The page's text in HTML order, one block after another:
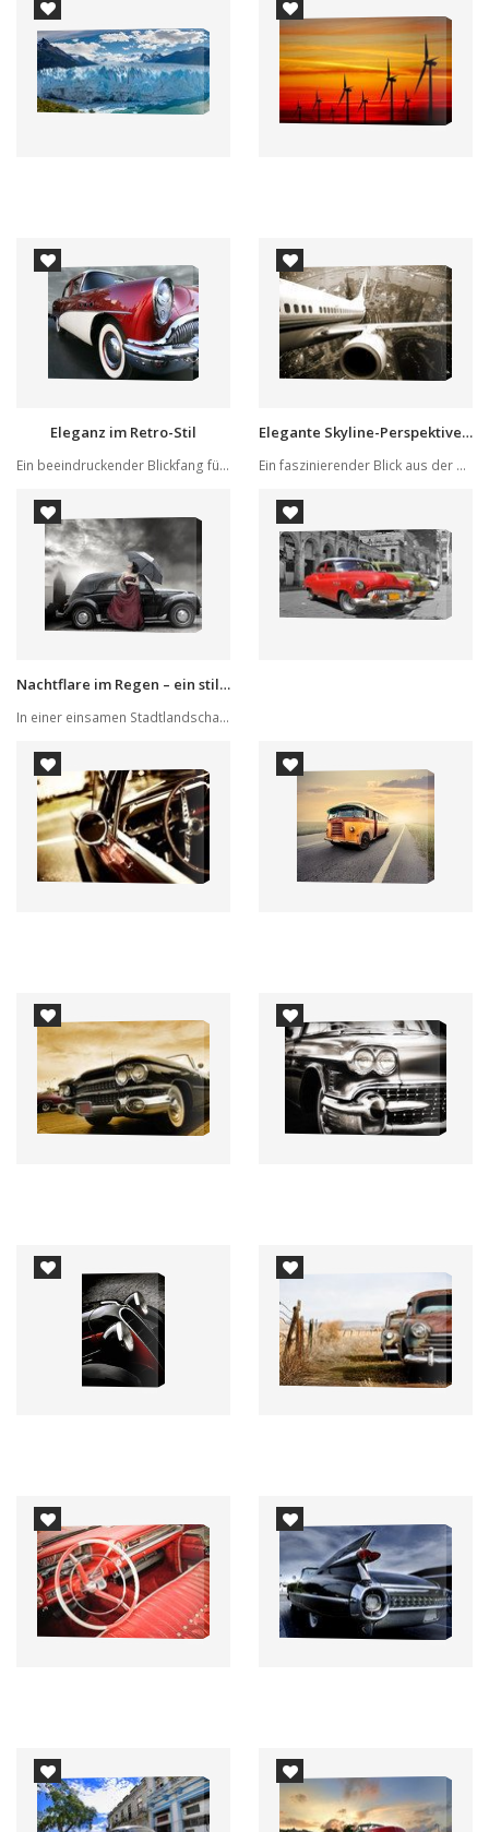
Eleganz im Retro-Stil
Ein beeindruckender Blickfang für Ihre Wände, p...
Elegante Skyline-Perspektive bei Nacht
Ein faszinierender Blick aus der Vogelperspekti...
Nachtflare im Regen – ein stiller Tanz
In einer einsamen Stadtlandschaft unter dramati...